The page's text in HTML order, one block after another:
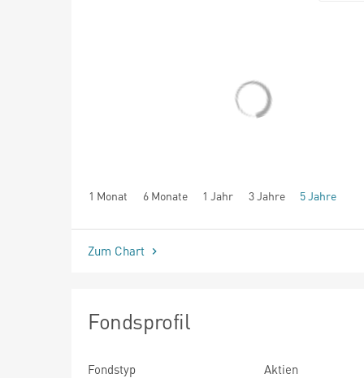
1 Monat 6 Monate 1 Jahr 3 Jahre 5 Jahre
seit Beginn
Zum Chart
Fondsprofil
Fondstyp
Aktien